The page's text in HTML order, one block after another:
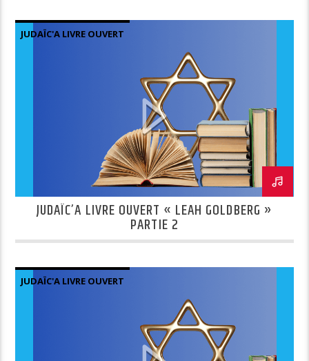
JUDAÏC'A LIVRE OUVERT
JUDAÏC’A LIVRE OUVERT « LEAH GOLDBERG »
PARTIE 2
JUDAÏC'A LIVRE OUVERT